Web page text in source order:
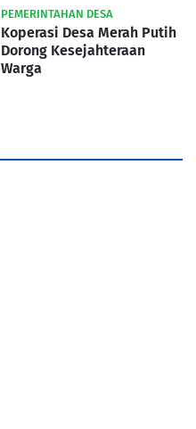
PEMERINTAHAN DESA
Koperasi Desa Merah Putih
Dorong Kesejahteraan
Warga